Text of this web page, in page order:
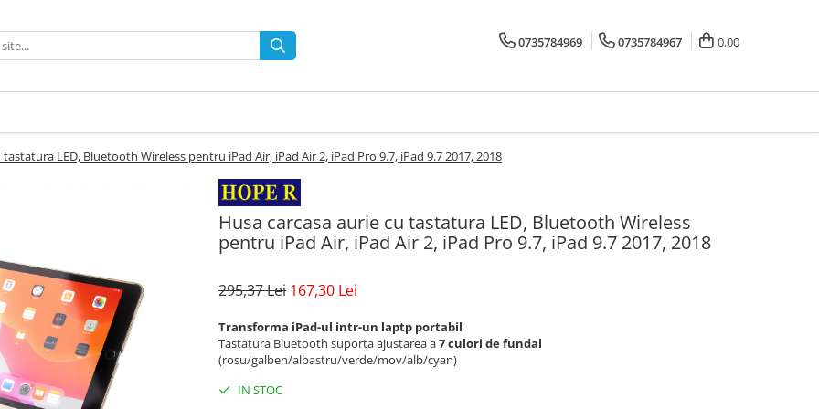
0735784969 0735784967 0,00
LED, Bluetooth Wireless pentru iPad Air, iPad Air 2, iPad Pro 9.7, iPad 9.7 2017, 2018
Husa carcasa aurie cu tastatura LED, Bluetooth Wireless
pentru iPad Air, iPad Air 2, iPad Pro 9.7, iPad 9.7 2017, 2018
295,37 Lei 167,30 Lei
Transforma iPad-ul intr-un laptp portabil
Tastatura Bluetooth suporta ajustarea a7 culori de fundal
(rosu/galben/albastru/verde/mov/alb/cyan)
IN STOC